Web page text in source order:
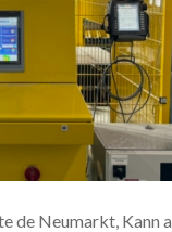
de Neumarkt, Kann a